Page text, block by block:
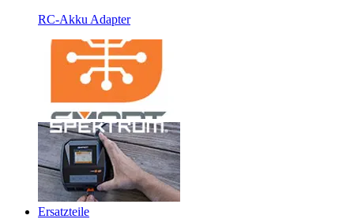
RC-Akku Adapter
Ersatzteile